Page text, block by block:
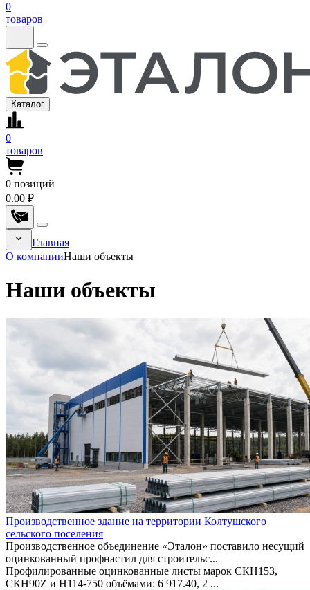
0
товаров
Каталог
0
товаров
0 позиций
0.00 ₽
Главная
О компанииНаши объекты
Наши объекты
Производственное здание на территории Колтушского
сельского поселения
Производственное объединение «Эталон» поставило несущий
оцинкованный профнастил для строительс...
Профилированные оцинкованные листы марок СКН153,
СКН90Z и Н114-750 объёмами: 6 917.40, 2 ...